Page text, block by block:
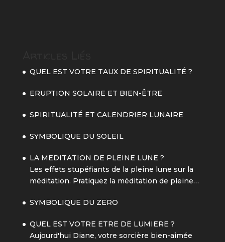
QUEL EST VOTRE TAUX DE SPIRITUALITÉ ?
ERUPTION SOLAIRE ET BIEN-ÊTRE
SPIRITUALITÉ ET CALENDRIER LUNAIRE
SYMBOLIQUE DU SOLEIL
LA MEDITATION DE PLEINE LUNE ?
Les effets stupéfiants de la pleine lune sur la
méditation. Pratiquez la méditation de pleine…
SYMBOLIQUE DU ZERO
QUEL EST VOTRE ETRE DE LUMIERE ?
Aujourd'hui Diane, votre sorcière bien-aimée